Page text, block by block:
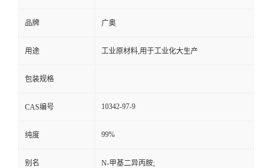
品牌 广奥
用途 工业原材料,用于工业化大生产
包装规格
CAS编号 10342-97-9
纯度 99%
别名 N-甲基二异丙胺;